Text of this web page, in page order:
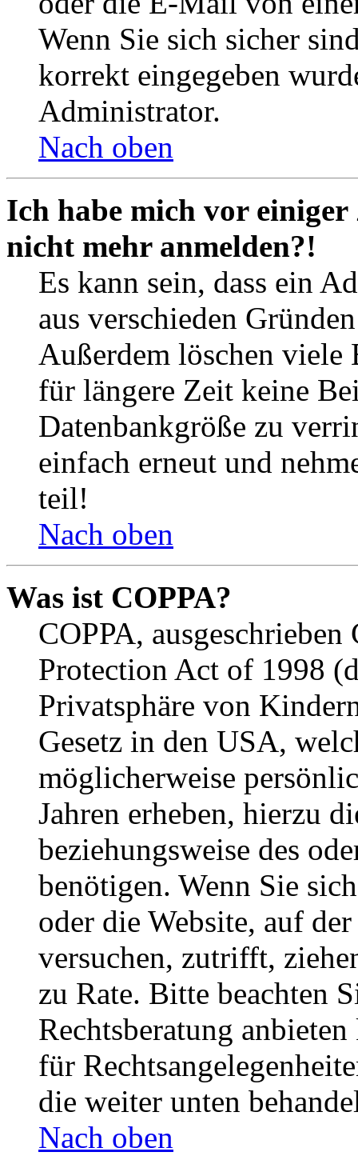
Wenn Sie sich sicher
korrekt eingegeben
Administrator.
Nach oben
Ich habe mich vor
nicht mehr anmelden?!
Es kann sein, dass ein
aus verschieden
Außerdem löschen viele
für längere Zeit keine
Datenbankgröße zu
einfach erneut und
teil!
Nach oben
Was ist COPPA?
COPPA,
Protection Act of 1998
Privatsphäre von
Gesetz in den USA,
möglicherweise
Jahren erheben, hierzu
beziehungsweise des
benötigen. Wenn Sie
oder die Website, auf
versuchen, zutrifft,
zu Rate. Bitte beachten
Rechtsberatung
für
die weiter unten
Nach oben